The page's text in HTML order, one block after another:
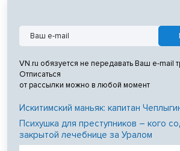
VN.ru обязуется не передавать Ваш e-mail
Отписаться
от рассылки можно в любой момент
Искитимский маньяк: капитан
Психушка для преступников – кого
закрытой лечебнице за Уралом